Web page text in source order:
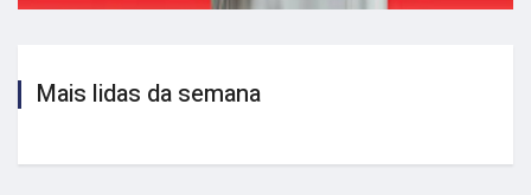
Mais lidas da semana